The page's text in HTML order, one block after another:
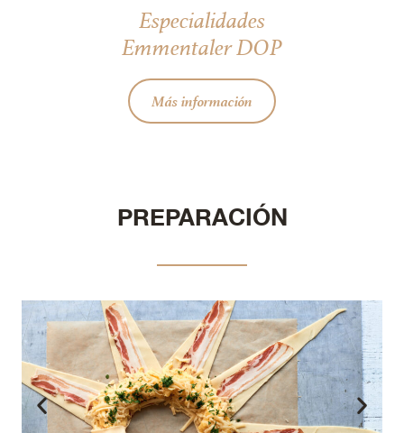
Especialidades
Emmentaler DOP
Más información
PREPARACIÓN